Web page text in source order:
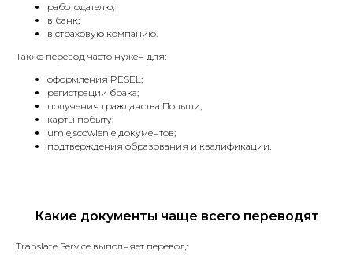
работодателю;
в банк;
в страховую компанию.
Также перевод часто нужен для:
оформления PESEL;
регистрации брака;
получения гражданства Польши;
карты побыту;
umiejscowienie документов;
подтверждения образования и квалификации.
Какие документы чаще всего переводят
Translate Service выполняет перевод: